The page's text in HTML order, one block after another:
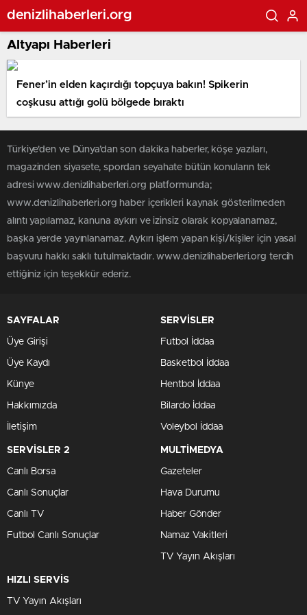
denizlihaberleri.org
Altyapı Haberleri
Fener’in elden kaçırdığı topçuya bakın! Spikerin
coşkusu attığı golü bölgede bıraktı
Türkiye'den ve Dünya’dan son dakika haberler, köşe yazıları,
magazinden siyasete, spordan seyahate bütün konuların tek
adresi www.denizlihaberleri.org platformunda;
www.denizlihaberleri.org haber içerikleri kaynak gösterilmeden
alıntı yapılamaz, kanuna aykırı ve izinsiz olarak kopyalanamaz,
başka yerde yayınlanamaz. Aykırı işlem yapan kişi/kişiler için yasal
başvuru hakkı saklı tutulmaktadır. www.denizlihaberleri.org tercih
ettiğiniz için teşekkür ederiz.
SAYFALAR
Üye Girişi
Üye Kaydı
Künye
Hakkımızda
İletişim
SERVİSLER
Futbol İddaa
Basketbol İddaa
Hentbol İddaa
Bilardo İddaa
Voleybol İddaa
SERVİSLER 2
Canlı Borsa
Canlı Sonuçlar
Canlı TV
Futbol Canlı Sonuçlar
MULTİMEDYA
Gazeteler
Hava Durumu
Haber Gönder
Namaz Vakitleri
TV Yayın Akışları
HIZLI SERVİS
TV Yayın Akışları